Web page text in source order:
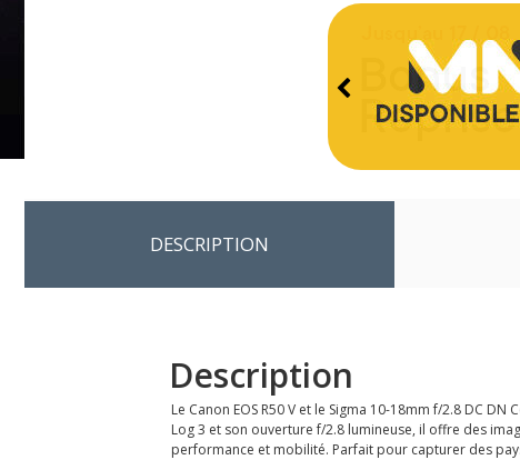
DESCRIPTION
Description
Le Canon EOS R50 V et le Sigma 10-18mm f/2.8 DC
Log 3 et son ouverture f/2.8 lumineuse, il offre des
performance et mobilité. Parfait pour capturer des